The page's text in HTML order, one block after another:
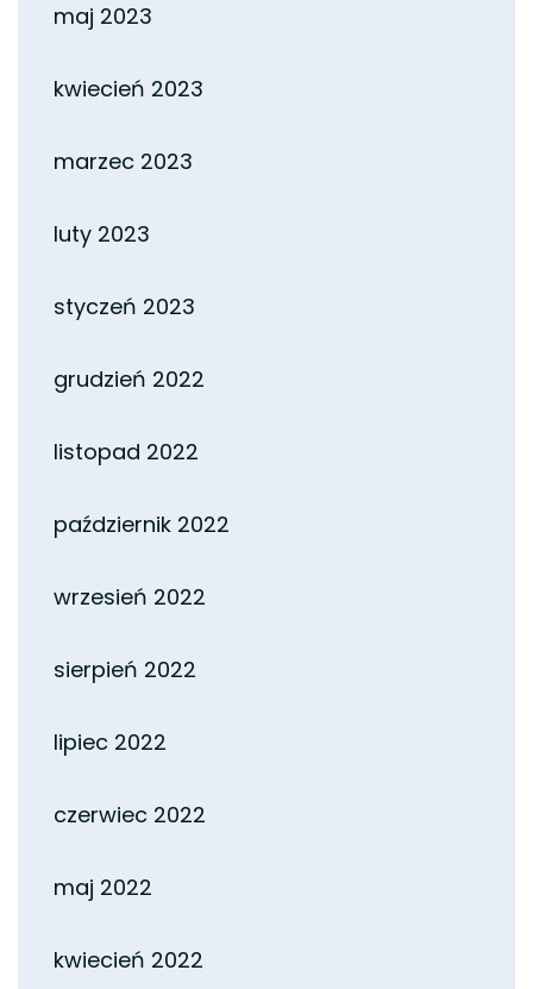
maj 2023
kwiecień 2023
marzec 2023
luty 2023
styczeń 2023
grudzień 2022
listopad 2022
październik 2022
wrzesień 2022
sierpień 2022
lipiec 2022
czerwiec 2022
maj 2022
kwiecień 2022